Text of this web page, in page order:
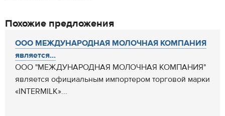
Похожие предложения
ООО МЕЖДУНАРОДНАЯ МОЛОЧНАЯ КОМПАНИЯ
является...
ООО "МЕЖДУНАРОДНАЯ МОЛОЧНАЯ КОМПАНИЯ"
является официальным импортером торговой марки
«INTERMILK»...